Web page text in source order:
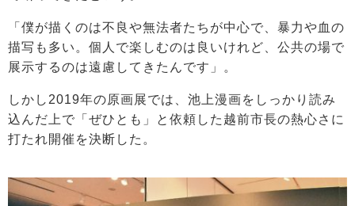
「僕が描くのは不良や無法者たちが中心で、暴力や血の
描写も多い。個人で楽しむのは良いけれど、公共の場で
展示するのは遠慮してきたんです」。
しかし2019年の原画展では、池上漫画をしっかり読み
込んだ上で「ぜひとも」と依頼した越前市長の熱心さに
打たれ開催を決断した。